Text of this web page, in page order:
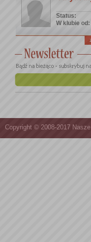
Status:
W klubie od:
Copyright © 2008-2017